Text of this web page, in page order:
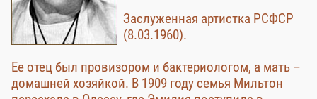
Заслуженная артистка РСФСР
(8.03.1960).
Ее отец был провизором и бактериологом, а мать –
домашней хозяйкой. В 1909 году семья Мильтон